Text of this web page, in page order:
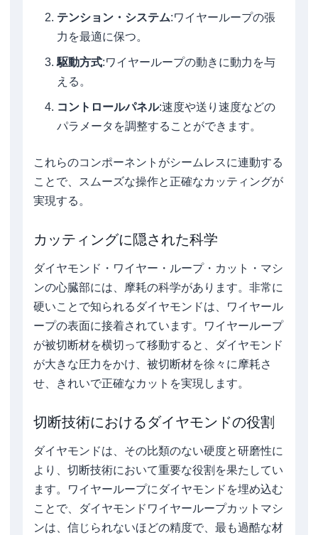
テンション・システム:ワイヤーループの張
力を最適に保つ。
駆動方式:ワイヤーループの動きに動力を与
える。
コントロールパネル:速度や送り速度などの
パラメータを調整することができます。
これらのコンポーネントがシームレスに連動する
ことで、スムーズな操作と正確なカッティングが
実現する。
カッティングに隠された科学
ダイヤモンド・ワイヤー・ループ・カット・マシ
ンの心臓部には、摩耗の科学があります。非常に
硬いことで知られるダイヤモンドは、ワイヤール
ープの表面に接着されています。ワイヤーループ
が被切断材を横切って移動すると、ダイヤモンド
が大きな圧力をかけ、被切断材を徐々に摩耗さ
せ、きれいで正確なカットを実現します。
切断技術におけるダイヤモンドの役割
ダイヤモンドは、その比類のない硬度と研磨性に
より、切断技術において重要な役割を果たしてい
ます。ワイヤーループにダイヤモンドを埋め込む
ことで、ダイヤモンドワイヤーループカットマシ
ンは、信じられないほどの精度で、最も過酷な材